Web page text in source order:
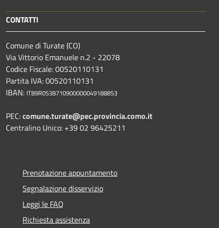
CONTATTI
Comune di Turate (CO)
Via Vittorio Emanuele n.2 - 22078
Codice Fiscale: 00520110131
Partita IVA: 00520110131
IBAN: IT89R0538710900000049188853
PEC:comune.turate@pec.provincia.como.it
Centralino Unico: +39 02 96425211
Prenotazione appuntamento
Segnalazione disservizio
Leggi le FAQ
Richiesta assistenza